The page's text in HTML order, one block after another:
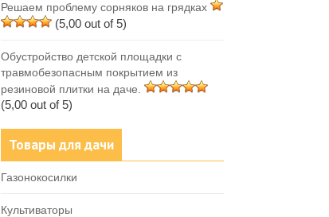
Решаем проблему сорняков на грядках
(5,00 out of 5)
Обустройство детской площадки с
травмобезопасным покрытием из
резиновой плитки на даче.
(5,00 out of 5)
Товары для дачи
Газонокосилки
Культиваторы